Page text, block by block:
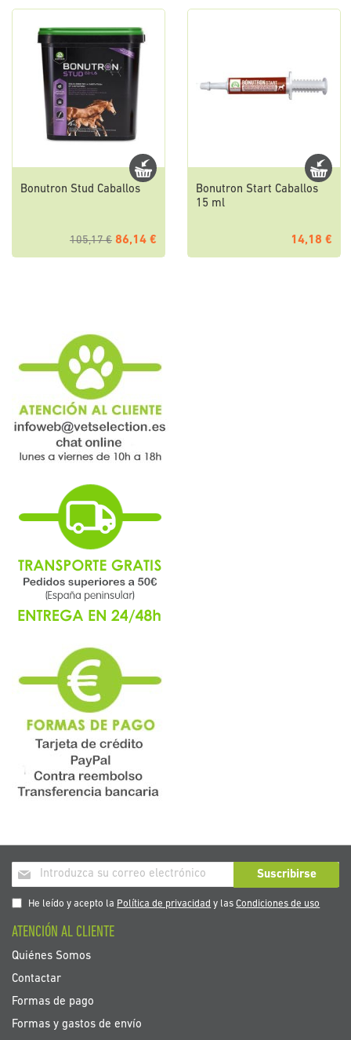
Bonutron Stud Caballos
105,17 € 86,14 €
Bonutron Start Caballos
15 ml
14,18 €
Inscríbase
a
nuestro
de
noticias:
Suscribirse
He leído y acepto la Política de privacidad y lasCondiciones de uso
ATENCIÓN AL CLIENTE
Quiénes Somos
Contactar
Formas de pago
Formas y gastos de envío